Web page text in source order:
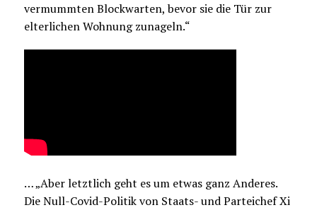
vermummten Blockwarten, bevor sie die Tür zur
elterlichen Wohnung zunageln.“
… „Aber letztlich geht es um etwas ganz Anderes.
Die Null-Covid-Politik von Staats- und Parteichef Xi